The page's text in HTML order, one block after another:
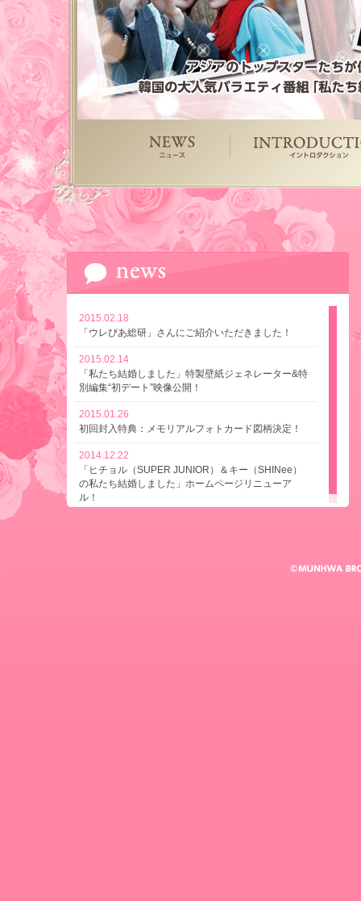
2015.02.18
「ウレぴあ総研」さんにご紹介いただきました！
2015.02.14
「私たち結婚しました」特製壁紙ジェネレーター&特
別編集“初デート”映像公開！
2015.01.26
初回封入特典：メモリアルフォトカード図柄決定！
2014.12.22
「ヒチョル（SUPER JUNIOR）＆キー（SHINee）
の私たち結婚しました」ホームページリニューア
ル！